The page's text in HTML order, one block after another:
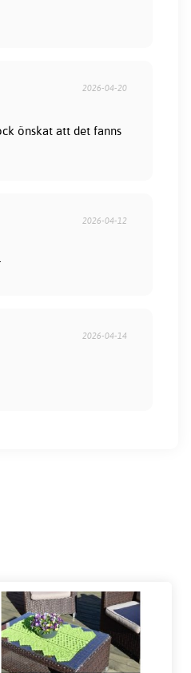
2026-04-20
önskat att det fanns
2026-04-12
2026-04-14